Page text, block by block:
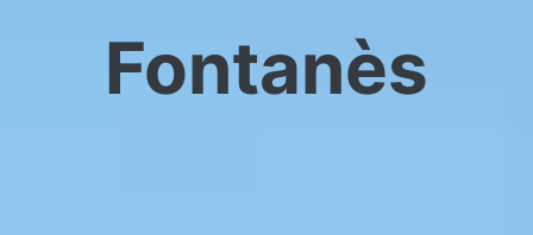
Fontanès